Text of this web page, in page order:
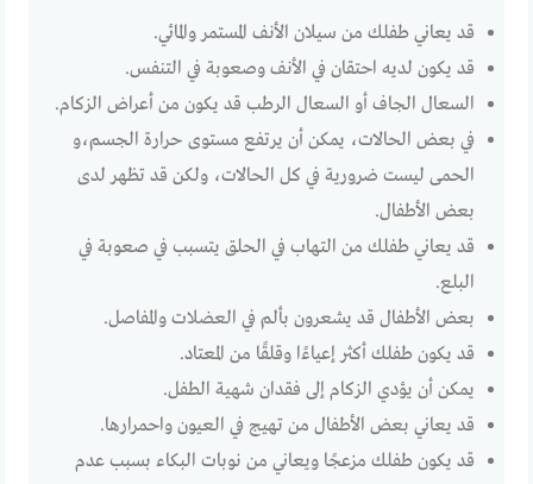
قد يعاني طفلك من سيلان الأنف المستمر والمائي.
قد يكون لديه احتقان في الأنف وصعوبة في التنفس.
السعال الجاف أو السعال الرطب قد يكون من أعراض الزكام.
في بعض الحالات، يمكن أن يرتفع مستوى حرارة الجسم،و
الحمى ليست ضرورية في كل الحالات، ولكن قد تظهر لدى
بعض الأطفال.
قد يعاني طفلك من التهاب في الحلق يتسبب في صعوبة في
البلع.
بعض الأطفال قد يشعرون بألم في العضلات والمفاصل.
قد يكون طفلك أكثر إعياءًا وقلقًا من المعتاد.
يمكن أن يؤدي الزكام إلى فقدان شهية الطفل.
قد يعاني بعض الأطفال من تهيج في العيون واحمرارها.
قد يكون طفلك مزعجًا ويعاني من نوبات البكاء بسبب عدم